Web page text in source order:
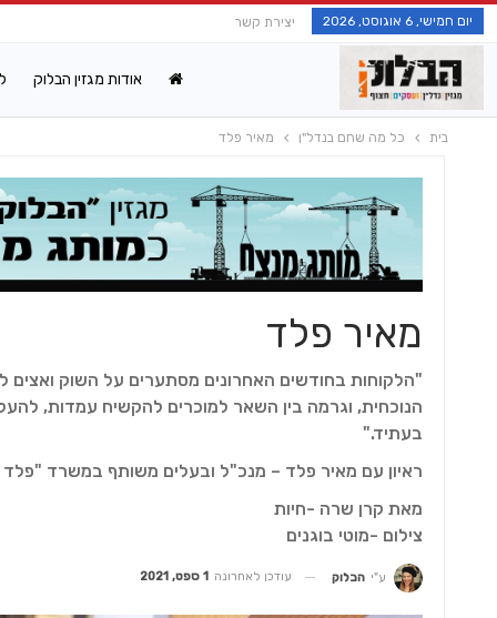
יום חמישי, 6 אוגוסט, 2026 יצירת קשר
אודות מגזין הבלוק
בית כל מה שחם בנדל"ן מאיר פלד
מאיר פלד
"הלקוחות בחודשים האחרונים מסתערים על השוק ואצים
הנוכחית, וגרמה בין השאר למוכרים להקשיח עמדות,
בעתיד."
ראיון עם מאיר פלד – מנכ"ל ובעלים משותף במשרד "פלד
מאת קרן שרה -חיות
צילום -מוטי בוגנים
ע"י הבלוק עודכן לאחרונה 1 ספט, 2021